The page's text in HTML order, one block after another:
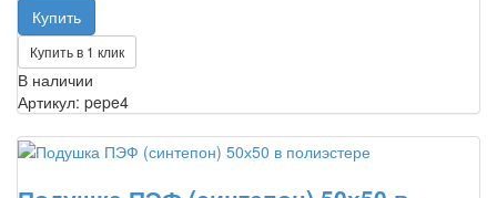
Купить в 1 клик
В наличии
Артикул: pepe4